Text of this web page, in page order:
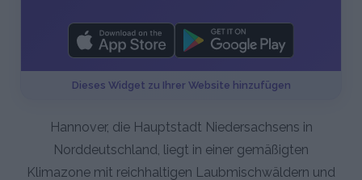
Dieses Widget zu Ihrer Website hinzufügen
Hannover, die Hauptstadt Niedersachsens in
Norddeutschland, liegt in einer gemäßigten
Klimazone mit reichhaltigen Laubmischwäldern und